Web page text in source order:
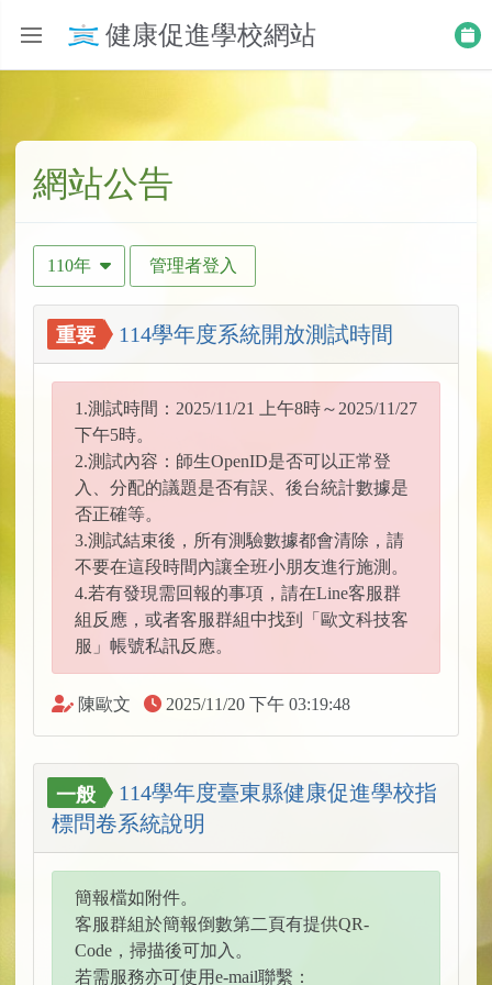
健康促進學校網站
網站公告
110年 管理者登入
重要 114學年度系統開放測試時間
1.測試時間：2025/11/21 上午8時～2025/11/27
下午5時。
2.測試內容：師生OpenID是否可以正常登
入、分配的議題是否有誤、後台統計數據是
否正確等。
3.測試結束後，所有測驗數據都會清除，請
不要在這段時間內讓全班小朋友進行施測。
4.若有發現需回報的事項，請在Line客服群
組反應，或者客服群組中找到「歐文科技客
服」帳號私訊反應。
陳歐文 2025/11/20 下午 03:19:48
一般
114學年度臺東縣健康促進學校指
標問卷系統說明
簡報檔如附件。
客服群組於簡報倒數第二頁有提供QR-
Code，掃描後可加入。
若需服務亦可使用e-mail聯繫：